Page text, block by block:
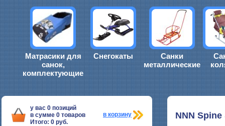
Матрасики для
санок,
комплектующие
Снегокаты
Санки
металлические
у вас 0 позиций
в сумме 0 товаров
Итого: 0 руб.
в корзину NNN